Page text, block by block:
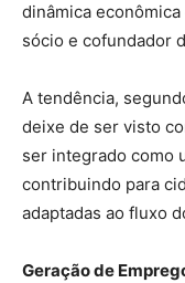
dinâmica econômica
sócio e cofundador
A tendência,
deixe de ser visto
ser integrado como
contribuindo para
adaptadas ao fluxo
Geração de